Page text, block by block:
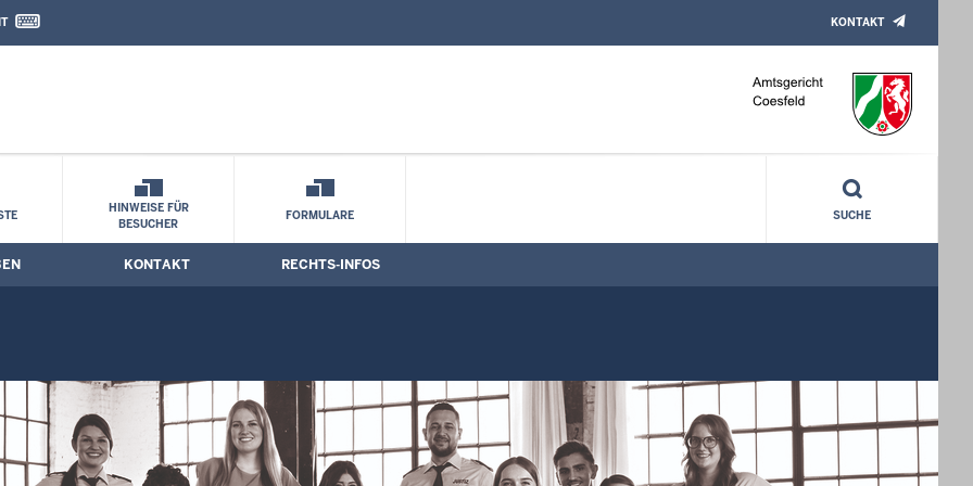
Kontaktformular
KONTAKT
HINWEISE FÜR
BESUCHER
FORMULARE SUCHE
KONTAKT RECHTS-INFOS